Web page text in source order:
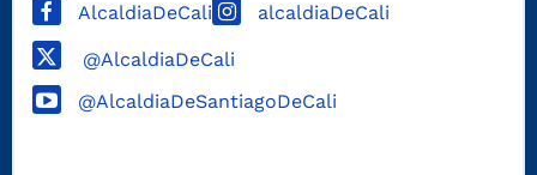
AlcaldiaDeCali alcaldiaDeCali
@AlcaldiaDeCali
@AlcaldiaDeSantiagoDeCali